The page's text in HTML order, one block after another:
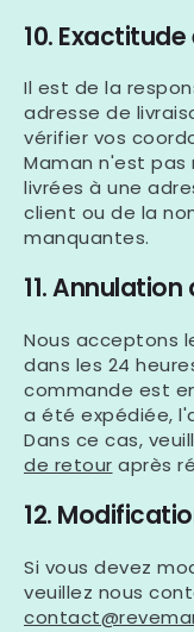
10.
Il est de la
adresse de
vérifier vos
Maman n'est pas
livrées à une
client ou de la
manquantes.
11.
Nous acceptons
dans les 24
commande est
a été expédiée,
Dans ce cas,
de retour après
12.
Si vous devez
veuillez nous